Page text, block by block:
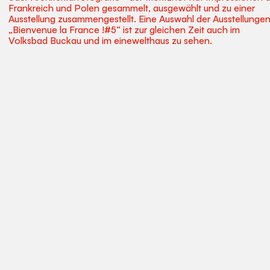
Frankreich und Polen gesammelt, ausgewählt und zu einer
Ausstellung zusammengestellt. Eine Auswahl der Ausstellungen
„Bienvenue la France !#5“ ist zur gleichen Zeit auch im
Volksbad Buckau und im einewelthaus zu sehen.